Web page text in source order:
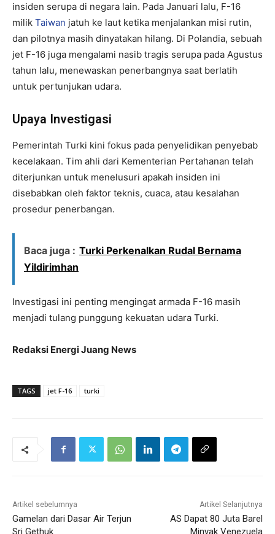
insiden serupa di negara lain. Pada Januari lalu, F-16
milik Taiwan jatuh ke laut ketika menjalankan misi rutin,
dan pilotnya masih dinyatakan hilang. Di Polandia, sebuah
jet F-16 juga mengalami nasib tragis serupa pada Agustus
tahun lalu, menewaskan penerbangnya saat berlatih
untuk pertunjukan udara.
Upaya Investigasi
Pemerintah Turki kini fokus pada penyelidikan penyebab
kecelakaan. Tim ahli dari Kementerian Pertahanan telah
diterjunkan untuk menelusuri apakah insiden ini
disebabkan oleh faktor teknis, cuaca, atau kesalahan
prosedur penerbangan.
Baca juga : Turki Perkenalkan Rudal Bernama
Yildirimhan
Investigasi ini penting mengingat armada F-16 masih
menjadi tulang punggung kekuatan udara Turki.
Redaksi Energi Juang News
TAGS jet F-16 turki
Artikel sebelumnya
Gamelan dari Dasar Air Terjun
Sri Gethuk
Artikel Selanjutnya
AS Dapat 80 Juta Barel
Minyak Venezuela